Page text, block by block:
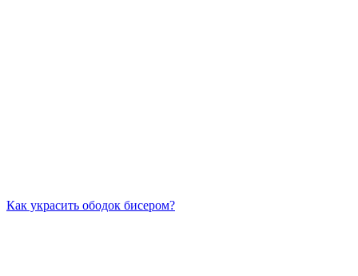
Как украсить ободок бисером?